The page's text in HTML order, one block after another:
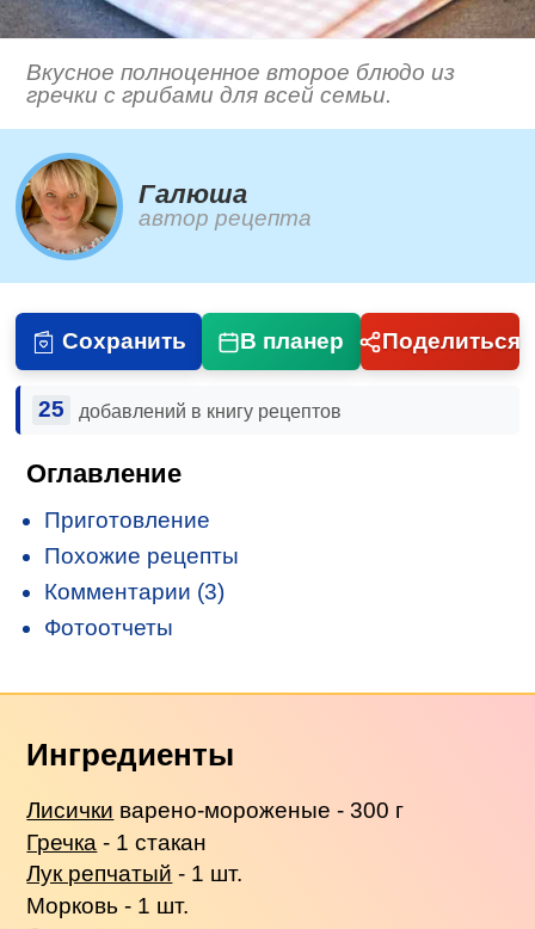
Вкусное полноценное второе блюдо из
гречки с грибами для всей семьи.
Галюша
автор рецепта
Сохранить В планер Поделиться
25 добавлений в книгу рецептов
Оглавление
Приготовление
Похожие рецепты
Комментарии (3)
Фотоотчеты
Ингредиенты
Лисички варено-мороженые - 300 г
Гречка - 1 стакан
Лук репчатый - 1 шт.
Морковь - 1 шт.